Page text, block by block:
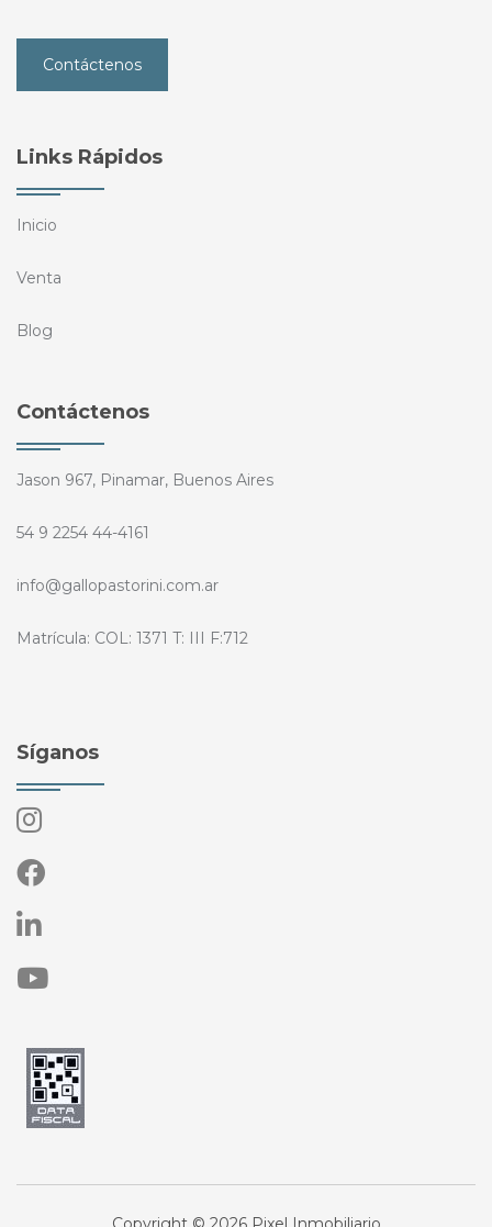
Contáctenos
Links Rápidos
Inicio
Venta
Blog
Contáctenos
Jason 967, Pinamar, Buenos Aires
54 9 2254 44-4161
info@gallopastorini.com.ar
Matrícula: COL: 1371 T: III F:712
Síganos